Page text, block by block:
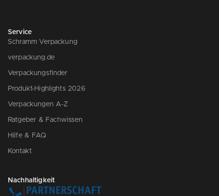
Service
Schramm Verpackung
verpackung.de
Verpackungsfinder
Produkt-Highlights 2026
Verpackungen A-Z
Ratgeber & Fachwissen
Hilfe & FAQ
Kontakt
Nachhaltigkeit